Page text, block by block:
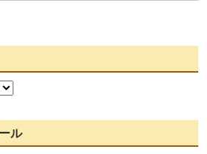
ル